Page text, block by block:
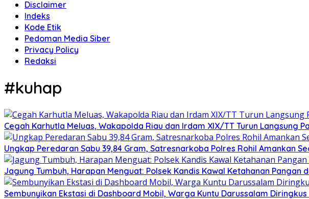
Disclaimer
Indeks
Kode Etik
Pedoman Media Siber
Privacy Policy
Redaksi
#kuhap
Cegah Karhutla Meluas, Wakapolda Riau dan Irdam XIX/TT Turun Langsung
Ungkap Peredaran Sabu 39,84 Gram, Satresnarkoba Polres Rohil Amankan
Jagung Tumbuh, Harapan Menguat: Polsek Kandis Kawal Ketahanan Pangan
Sembunyikan Ekstasi di Dashboard Mobil, Warga Kuntu Darussalam Diringkus